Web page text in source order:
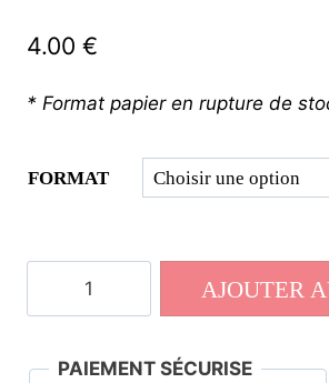
4.00 €
* Format papier en rupture de
FORMAT
70
AJOUTER
PAIEMENT SÉCURISE